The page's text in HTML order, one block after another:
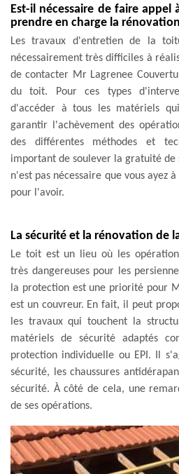
Est-il nécessaire de faire
prendre en charge la
Les travaux d'entretien de la
nécessairement très difficiles à
de contacter Mr Lagrenee
du toit. Pour ces types
d'accéder à tous les matériels
garantir l'achèvement des
des différentes méthodes et
important de soulever la gratuité de
n'est pas nécessaire que vous ayez
pour l'avoir.
La sécurité et la rénovation de
Le toit est un lieu où les
très dangereuses pour les
la protection est une priorité pour
est un couvreur. En fait, il peut
les travaux qui touchent la
matériels de sécurité adaptés
protection individuelle ou EPI. Il
sécurité, les chaussures
sécurité. À côté de cela, une
de ses opérations.